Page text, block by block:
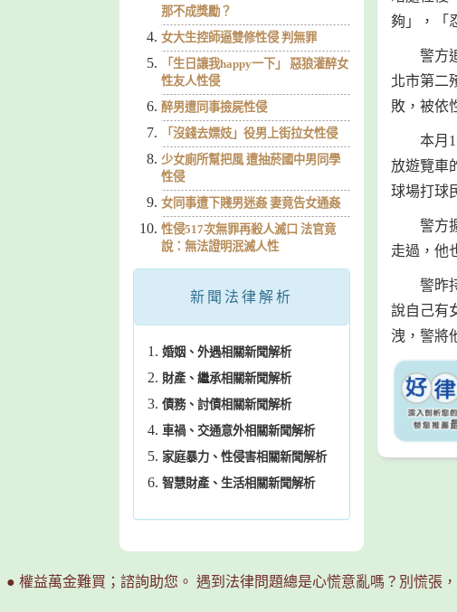
那不成獎勵？
女大生控師逼雙修性侵 判無罪
「生日讓我happy一下」 惡狼灌醉女
性友人性侵
醉男遭同事撿屍性侵
「沒錢去嫖妓」役男上街拉女性侵
少女廁所幫把風 遭抽菸國中男同學
性侵
女同事遭下賤男迷姦 妻竟告女通姦
性侵517次無罪再殺人滅口 法官竟
說：無法證明泯滅人性
新聞法律解析
婚姻、外遇相關新聞解析
財產、繼承相關新聞解析
債務、討債相關新聞解析
車禍、交通意外相關新聞解析
家庭暴力、性侵害相關新聞解析
智慧財產、生活相關新聞解析
夠」，「
警方
北市第二
敗，被依
本月
放遊覽車
球場打球
警方
走過，他
警昨
說自己有
洩，警將
● 權益萬金難買；諮詢助您。 遇到法律問題總是心慌意亂嗎？別慌張